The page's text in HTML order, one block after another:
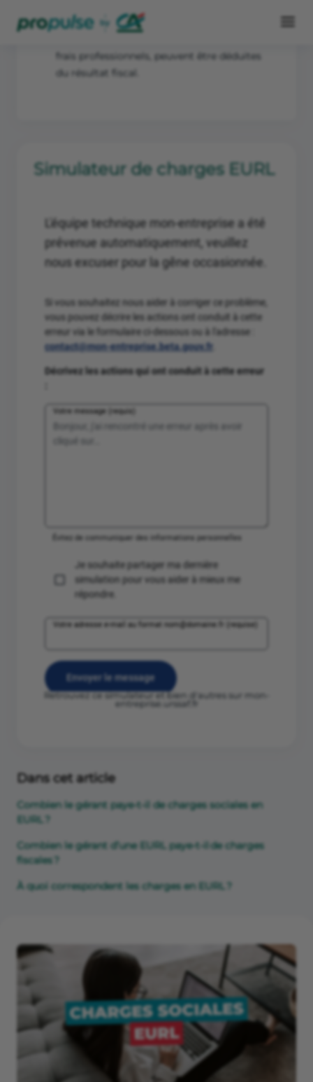
gérant est déductible.
frais professionnels, peuvent être déduites
du résultat fiscal.
Simulateur de charges EURL
Retrouvez ce simulateur et bien d'autres sur
mon-
entreprise.urssaf.fr
Dans cet article
Combien le gérant paye-t-il de charges sociales en
EURL ?
Combien le gérant d’une EURL paye-t-il de charges
fiscales ?
À quoi correspondent les charges en EURL ?